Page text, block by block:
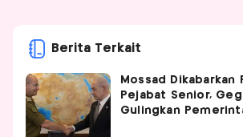
Berita Terkait
Mossad Dikabarkan
Pejabat Senior,
Gulingkan